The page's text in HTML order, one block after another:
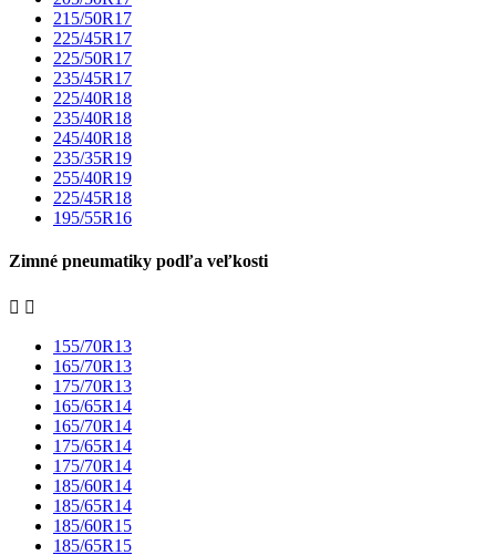
215/50R17
225/45R17
225/50R17
235/45R17
225/40R18
235/40R18
245/40R18
235/35R19
255/40R19
225/45R18
195/55R16
Zimné pneumatiky podľa veľkosti
 
155/70R13
165/70R13
175/70R13
165/65R14
165/70R14
175/65R14
175/70R14
185/60R14
185/65R14
185/60R15
185/65R15